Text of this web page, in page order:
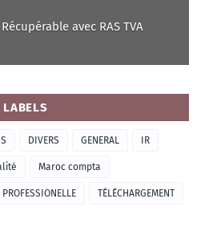
avec RAS TVA
LABELS
DIVERS GENERAL IR
Maroc compta
PROFESSIONELLE TÉLÉCHARGEMENT